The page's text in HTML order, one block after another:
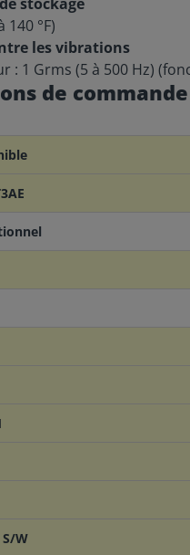
140 °F)
les vibrations
: 1 Grms (5 à 500 Hz)
de
W